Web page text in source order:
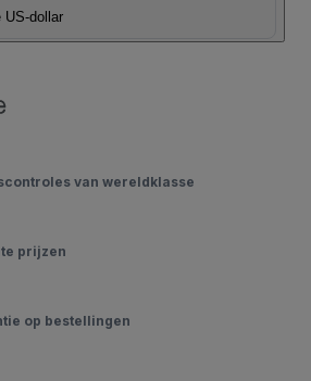
US-dollar
van wereldklasse
prijzen
op bestellingen